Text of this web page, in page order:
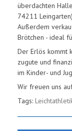
überdachten
74211
Außerdem
Brötchen - ideal
Der Erlös kommt
zugute und
im Kinder- und
Wir freuen uns
Tags: